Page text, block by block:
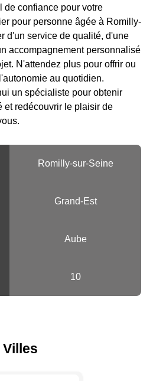
de confiance pour votre
pour personne âgée à Romilly-
d'un service de qualité, d'une
accompagnement personnalisé
N'attendez plus pour offrir ou
au quotidien.
un spécialiste pour obtenir
et redécouvrir le plaisir de
Romilly-sur-Seine
Grand-Est
Aube
10
Villes